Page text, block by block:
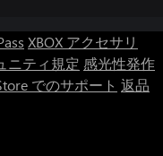
XBOX アクセサリ
ニティ規定 感光性発作
でのサポート 返品